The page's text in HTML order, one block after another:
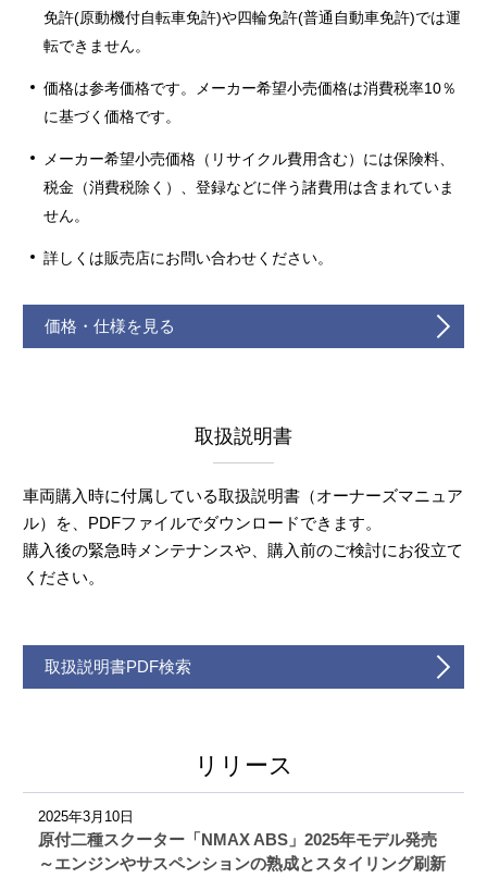
免許(原動機付自転車免許)や四輪免許(普通自動車免許)では運
転できません。
価格は参考価格です。メーカー希望小売価格は消費税率10％
に基づく価格です。
メーカー希望小売価格（リサイクル費用含む）には保険料、
税金（消費税除く）、登録などに伴う諸費用は含まれていま
せん。
詳しくは販売店にお問い合わせください。
価格・仕様を見る
取扱説明書
車両購入時に付属している取扱説明書（オーナーズマニュア
ル）を、PDFファイルでダウンロードできます。
購入後の緊急時メンテナンスや、購入前のご検討にお役立て
ください。
取扱説明書PDF検索
リリース
2025年3月10日
原付二種スクーター「NMAX ABS」2025年モデル発売
～エンジンやサスペンションの熟成とスタイリング刷新